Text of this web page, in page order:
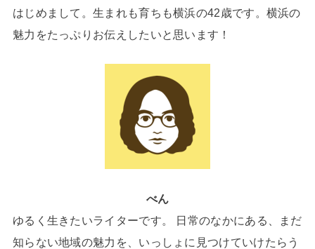
はじめまして。生まれも育ちも横浜の42歳です。横浜の
魅力をたっぷりお伝えしたいと思います！
べん
ゆるく生きたいライターです。 日常のなかにある、まだ
知らない地域の魅力を、いっしょに見つけていけたらう